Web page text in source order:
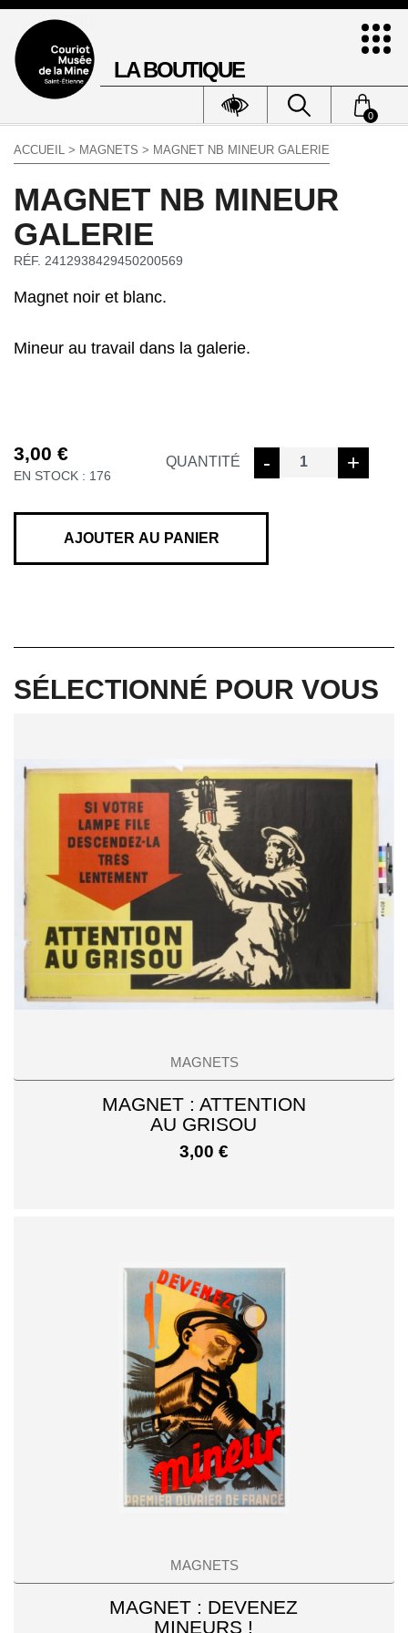
LA BOUTIQUE
0
ACCUEIL > MAGNETS > MAGNET NB MINEUR GALERIE
MAGNET NB MINEUR
GALERIE
3,00 €
EN STOCK : 176
QUANTITÉ -
quantité
de
NB
+
AJOUTER AU PANIER
RÉF. 2412938429450200569
Magnet noir et blanc.
Mineur au travail dans la galerie.
SÉLECTIONNÉ POUR VOUS
MAGNETS
MAGNET : ATTENTION
AU GRISOU
3,00 €
MAGNETS
MAGNET : DEVENEZ
MINEURS !